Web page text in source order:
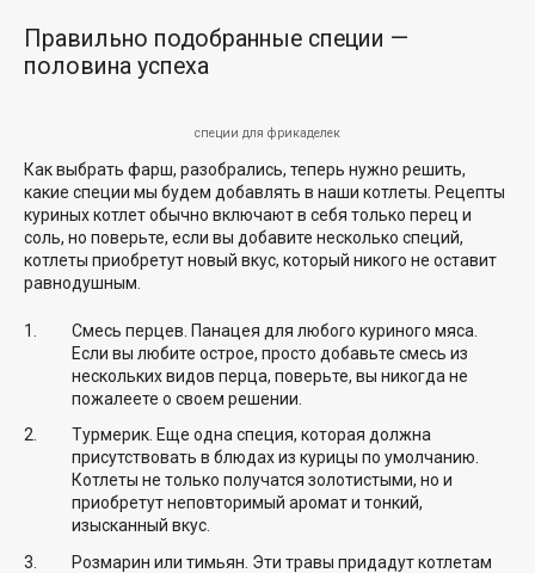
Правильно подобранные специи —
половина успеха
специи для фрикаделек
Как выбрать фарш, разобрались, теперь нужно решить,
какие специи мы будем добавлять в наши котлеты. Рецепты
куриных котлет обычно включают в себя только перец и
соль, но поверьте, если вы добавите несколько специй,
котлеты приобретут новый вкус, который никого не оставит
равнодушным.
Смесь перцев. Панацея для любого куриного мяса.
Если вы любите острое, просто добавьте смесь из
нескольких видов перца, поверьте, вы никогда не
пожалеете о своем решении.
Турмерик. Еще одна специя, которая должна
присутствовать в блюдах из курицы по умолчанию.
Котлеты не только получатся золотистыми, но и
приобретут неповторимый аромат и тонкий,
изысканный вкус.
Розмарин или тимьян. Эти травы придадут котлетам